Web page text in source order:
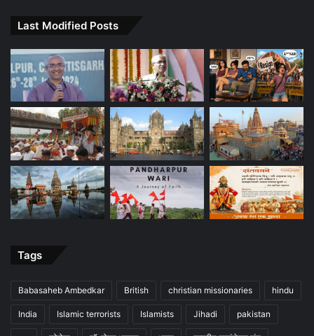
Last Modified Posts
Tags
Babasaheb Ambedkar British christian missionaries hindu
India Islamic terrorists Islamists Jihadi pakistan